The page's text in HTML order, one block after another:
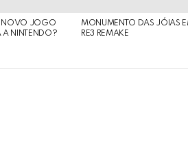
NOVO JOGO
A NINTENDO?
MONUMENTO DAS JÓIAS
RE3 REMAKE